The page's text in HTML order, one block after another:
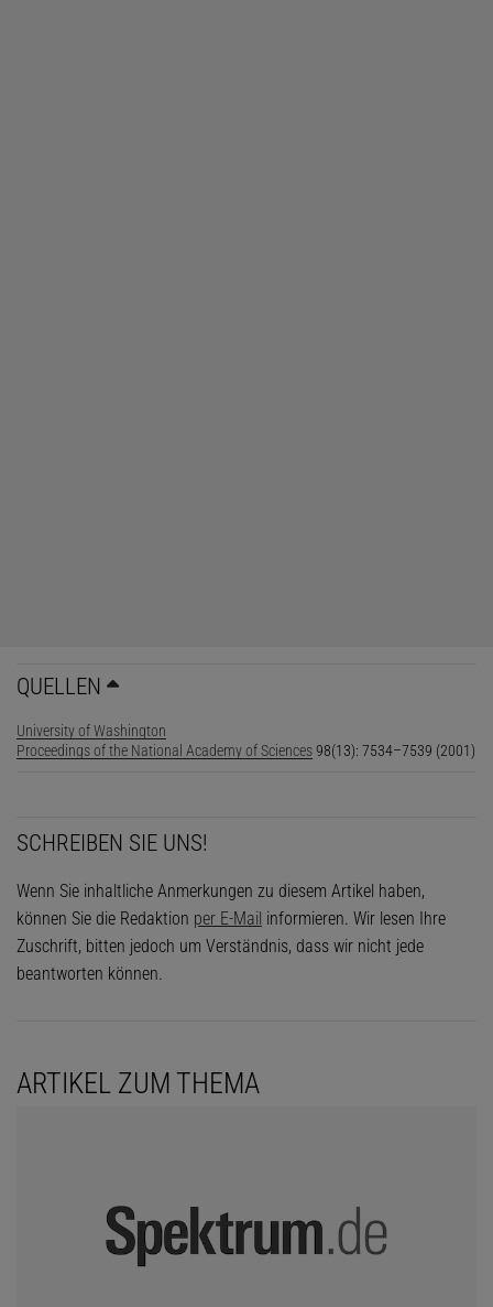
QUELLEN
University of Washington
Proceedings of the National Academy of Sciences98(13): 7534–7539 (2001)
SCHREIBEN SIE UNS!
Wenn Sie inhaltliche Anmerkungen zu diesem Artikel haben,
können Sie die Redaktion per E-Mail informieren. Wir lesen Ihre
Zuschrift, bitten jedoch um Verständnis, dass wir nicht jede
beantworten können.
ARTIKEL ZUM THEMA